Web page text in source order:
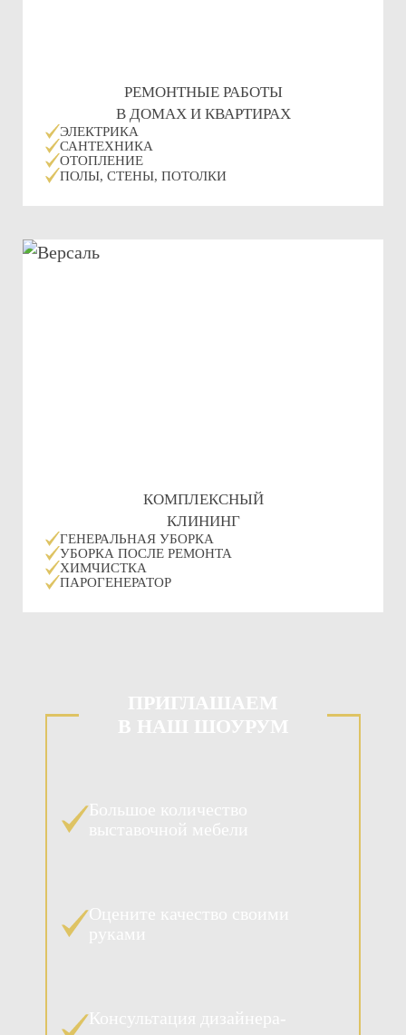
РЕМОНТНЫЕ РАБОТЫ
В ДОМАХ И КВАРТИРАХ
ЭЛЕКТРИКА
САНТЕХНИКА
ОТОПЛЕНИЕ
ПОЛЫ, СТЕНЫ, ПОТОЛКИ
КОМПЛЕКСНЫЙ
КЛИНИНГ
ГЕНЕРАЛЬНАЯ УБОРКА
УБОРКА ПОСЛЕ РЕМОНТА
ХИМЧИСТКА
ПАРОГЕНЕРАТОР